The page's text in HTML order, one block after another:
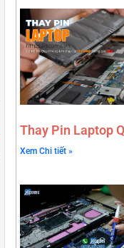
Thay Pin Laptop
Xem Chi tiết »